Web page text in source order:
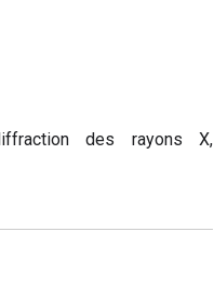
des rayons X,